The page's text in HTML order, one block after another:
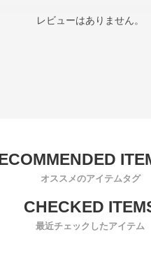
レビューはありません。
オススメのアイテムタグ
最近チェックしたアイテム